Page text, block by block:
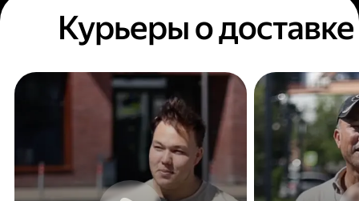
Курьеры о доставке